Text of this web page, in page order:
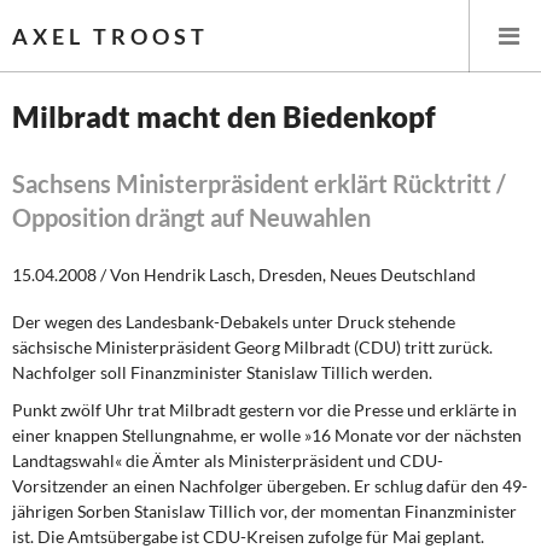
AXEL TROOST
Themen
Memo-Gruppe
Institut Solidarische Moderne
Rosa-Luxemburg-Stiftung
Über mich
Über mich
Milbradt macht den Biedenkopf
Sachsens Ministerpräsident erklärt Rücktritt /
Opposition drängt auf Neuwahlen
15.04.2008 / Von Hendrik Lasch, Dresden, Neues Deutschland
Der wegen des Landesbank-Debakels unter Druck stehende
sächsische Ministerpräsident Georg Milbradt (CDU) tritt zurück.
Nachfolger soll Finanzminister Stanislaw Tillich werden.
Punkt zwölf Uhr trat Milbradt gestern vor die Presse und erklärte in
einer knappen Stellungnahme, er wolle »16 Monate vor der nächsten
Landtagswahl« die Ämter als Ministerpräsident und CDU-
Vorsitzender an einen Nachfolger übergeben. Er schlug dafür den 49-
jährigen Sorben Stanislaw Tillich vor, der momentan Finanzminister
ist. Die Amtsübergabe ist CDU-Kreisen zufolge für Mai geplant.